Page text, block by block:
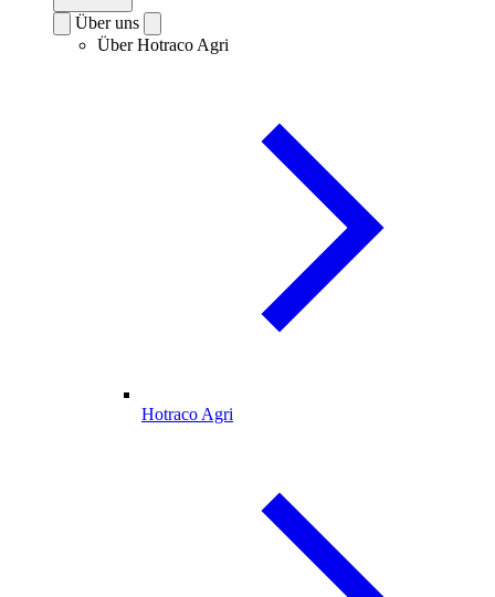
Über uns
Über Hotraco Agri
Hotraco Agri